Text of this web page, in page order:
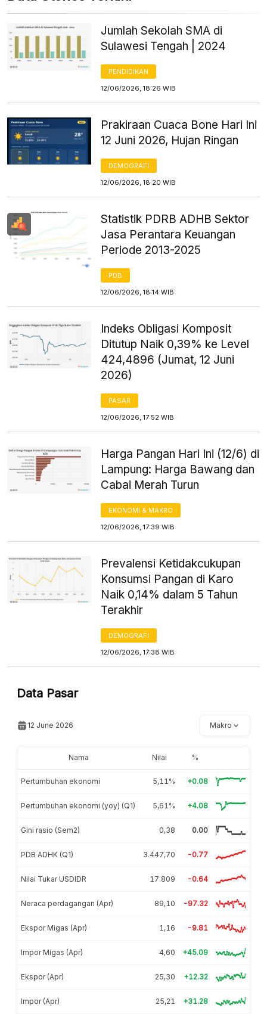
Jumlah Sekolah SMA di
Sulawesi Tengah | 2024
PENDIDIKAN
12/06/2026, 18:26 WIB
Prakiraan Cuaca Bone Hari Ini
12 Juni 2026, Hujan Ringan
DEMOGRAFI
12/06/2026, 18:20 WIB
Statistik PDRB ADHB Sektor
Jasa Perantara Keuangan
Periode 2013-2025
PDB
12/06/2026, 18:14 WIB
Indeks Obligasi Komposit
Ditutup Naik 0,39% ke Level
424,4896 (Jumat, 12 Juni
2026)
PASAR
12/06/2026, 17:52 WIB
Harga Pangan Hari Ini (12/6) di
Lampung: Harga Bawang dan
Cabai Merah Turun
EKONOMI & MAKRO
12/06/2026, 17:39 WIB
Prevalensi Ketidakcukupan
Konsumsi Pangan di Karo
Naik 0,14% dalam 5 Tahun
Terakhir
DEMOGRAFI
12/06/2026, 17:38 WIB
Data Pasar
12 June 2026 Makro
Nama Nilai %
Pertumbuhan ekonomi 5,11% +0.08
Pertumbuhan ekonomi (yoy) (Q1) 5,61% +4.08
Gini rasio (Sem2) 0,38 0.00
PDB ADHK (Q1) 3.447,70 -0.77
Nilai Tukar USDIDR 17.809 -0.64
Neraca perdagangan (Apr) 89,10 -97.32
Ekspor Migas (Apr) 1,16 -9.81
Impor Migas (Apr) 4,60 +45.09
Ekspor (Apr) 25,30 +12.32
Impor (Apr) 25,21 +31.28